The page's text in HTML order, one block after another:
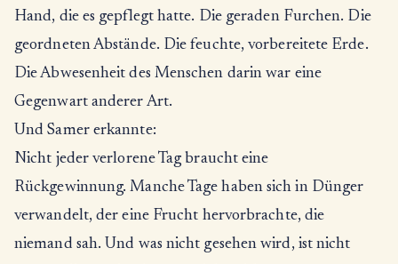
Hand, die es gepflegt hatte. Die geraden Furchen. Die
geordneten Abstände. Die feuchte, vorbereitete Erde.
Die Abwesenheit des Menschen darin war eine
Gegenwart anderer Art.
Und Samer erkannte:
Nicht jeder verlorene Tag braucht eine
Rückgewinnung. Manche Tage haben sich in Dünger
verwandelt, der eine Frucht hervorbrachte, die
niemand sah. Und was nicht gesehen wird, ist nicht